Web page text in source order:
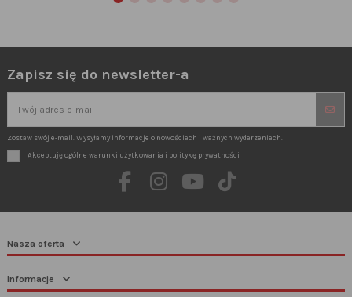
Zapisz się do newsletter-a
Zostaw swój e-mail. Wysyłamy informacje o nowościach i ważnych wydarzeniach.
Akceptuję ogólne warunki użytkowania i politykę prywatności
Nasza oferta
Informacje